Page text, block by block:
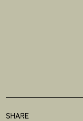
SHARE